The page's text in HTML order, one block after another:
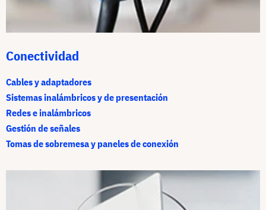
Conectividad
Cables y adaptadores
Sistemas inalámbricos y de presentación
Redes e inalámbricos
Gestión de señales
Tomas de sobremesa y paneles de conexión